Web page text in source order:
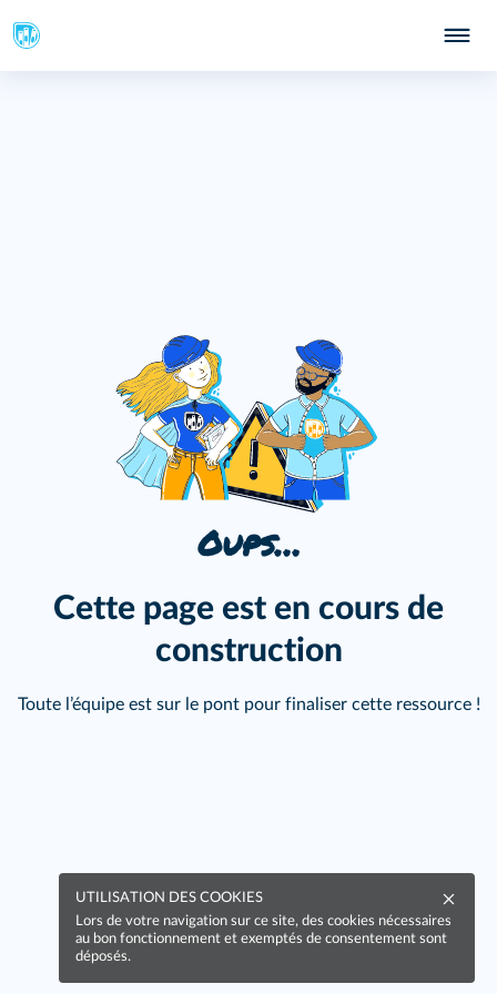
Oups…
Cette page est en cours de
construction
Toute l’équipe est sur le pont pour finaliser cette ressource !
UTILISATION DES COOKIES
Lors de votre navigation sur ce site, des cookies nécessaires
au bon fonctionnement et exemptés de consentement sont
déposés.